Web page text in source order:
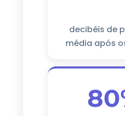
decibéis de
média após